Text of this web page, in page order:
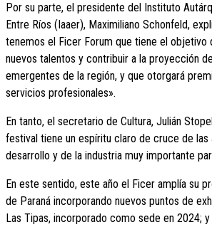
Por su parte, el presidente del Instituto
Entre Ríos (Iaaer), Maximiliano Schonfeld,
tenemos el Ficer Forum que tiene el objetivo
nuevos talentos y contribuir a la proyección
emergentes de la región, y que otorgará
servicios profesionales».
En tanto, el secretario de Cultura, Julián
festival tiene un espíritu claro de cruce de
desarrollo y de la industria muy importante
En este sentido, este año el Ficer amplía su
de Paraná incorporando nuevos puntos de
Las Tipas, incorporado como sede en 2024; y